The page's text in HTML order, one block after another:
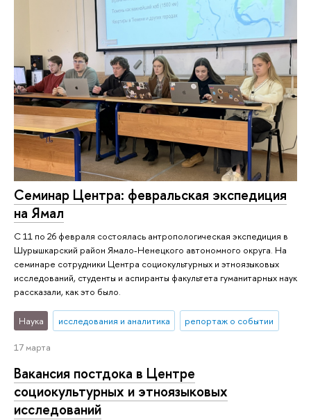
Семинар Центра: февральская экспедиция
на Ямал
С 11 по 26 февраля состоялась антропологическая экспедиция в
Шурышкарский район Ямало-Ненецкого автономного округа. На
семинаре сотрудники Центра социокультурных и этноязыковых
исследований, студенты и аспиранты факультета гуманитарных наук
рассказали, как это было.
Наука исследования и аналитика репортаж о событии
17 марта
Вакансия постдока в Центре
социокультурных и этноязыковых
исследований